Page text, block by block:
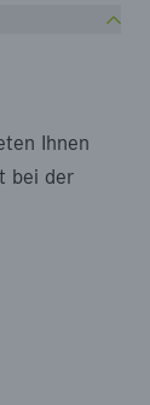
Ihnen
bei der